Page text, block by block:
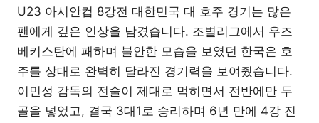
U23 아시안컵 8강전 대한민국 대 호주 경기는 많은
팬에게 깊은 인상을 남겼습니다. 조별리그에서 우즈
베키스탄에 패하며 불안한 모습을 보였던 한국은 호
주를 상대로 완벽히 달라진 경기력을 보여줬습니다.
이민성 감독의 전술이 제대로 먹히면서 전반에만 두
골을 넣었고, 결국 3대1로 승리하며 6년 만에 4강 진